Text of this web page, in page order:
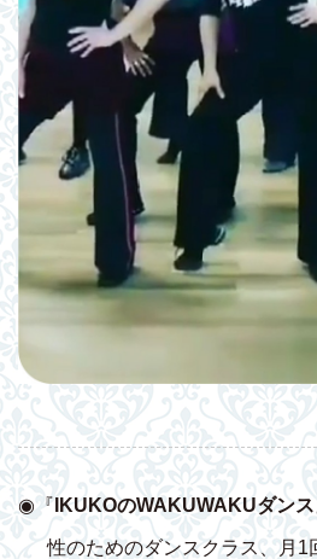
◉『 IKUKOのWAKUWAKUダンス
性のためのダンスクラス、月1